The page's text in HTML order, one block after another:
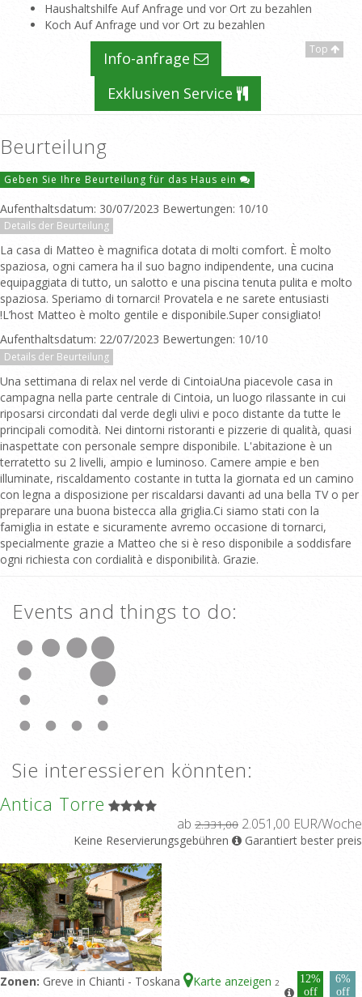
Haushaltshilfe Auf Anfrage und vor Ort zu bezahlen
Koch Auf Anfrage und vor Ort zu bezahlen
Top
Info-anfrage
Exklusiven Service
Beurteilung
Geben Sie Ihre Beurteilung für das Haus ein
Aufenthaltsdatum: 30/07/2023 Bewertungen: 10/10
Details der Beurteilung
La casa di Matteo è magnifica dotata di molti comfort. È molto
spaziosa, ogni camera ha il suo bagno indipendente, una cucina
equipaggiata di tutto, un salotto e una piscina tenuta pulita e molto
spaziosa. Speriamo di tornarci! Provatela e ne sarete entusiasti
!L’host Matteo è molto gentile e disponibile.Super consigliato!
Aufenthaltsdatum: 22/07/2023 Bewertungen: 10/10
Details der Beurteilung
Una settimana di relax nel verde di CintoiaUna piacevole casa in
campagna nella parte centrale di Cintoia, un luogo rilassante in cui
riposarsi circondati dal verde degli ulivi e poco distante da tutte le
principali comodità. Nei dintorni ristoranti e pizzerie di qualità, quasi
inaspettate con personale sempre disponibile. L'abitazione è un
terratetto su 2 livelli, ampio e luminoso. Camere ampie e ben
illuminate, riscaldamento costante in tutta la giornata ed un camino
con legna a disposizione per riscaldarsi davanti ad una bella TV o per
preparare una buona bistecca alla griglia.Ci siamo stati con la
famiglia in estate e sicuramente avremo occasione di tornarci,
specialmente grazie a Matteo che si è reso disponibile a soddisfare
ogni richiesta con cordialità e disponibilità. Grazie.
Events and things to do:
Sie interessieren könnten:
Antica Torre
ab 2.331,00 2.051,00 EUR/Woche
Keine Reservierungsgebühren Garantiert bester preis
Zonen: Greve in Chianti - Toskana Karte anzeigen 2
12%
off
6%
off